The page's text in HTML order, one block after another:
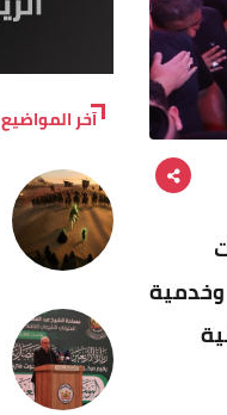
وخدمية
آخر المواضيع